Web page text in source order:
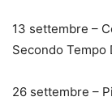
13 settembre –
Secondo Tempo
26 settembre –